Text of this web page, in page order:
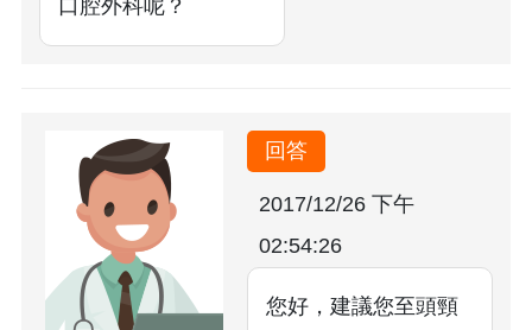
口腔外科呢？
回答
2017/12/26 下午
02:54:26
您好，建議您至頭頸